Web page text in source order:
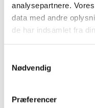
analysepartnere.
data med andre
de har indsamlet fra
Nødvendig
Præferencer
Dem vil I også få
Sådan et arbejde
Og der vil altid være
man ellers kunne
men snarere et